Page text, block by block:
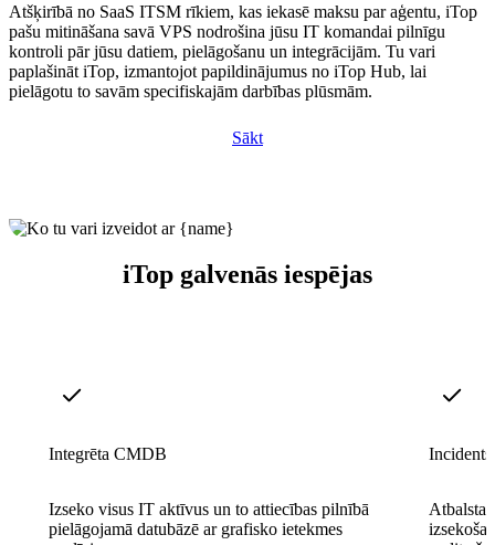
Atšķirībā no SaaS ITSM rīkiem, kas iekasē maksu par aģentu, iTop
pašu mitināšana savā VPS nodrošina jūsu IT komandai pilnīgu
kontroli pār jūsu datiem, pielāgošanu un integrācijām. Tu vari
paplašināt iTop, izmantojot papildinājumus no iTop Hub, lai
pielāgotu to savām specifiskajām darbības plūsmām.
Sākt
iTop galvenās iespējas
Integrēta CMDB
Izseko visus IT aktīvus un to attiecības pilnībā
pielāgojamā datubāzē ar grafisko ietekmes
Incidents
Atbalsta